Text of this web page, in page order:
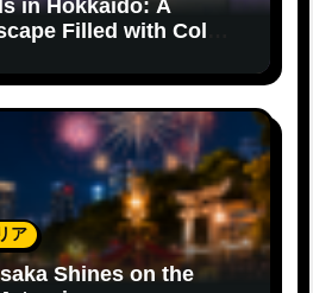
in Hokkaido: A
Filled with Color
ア
Shines on the